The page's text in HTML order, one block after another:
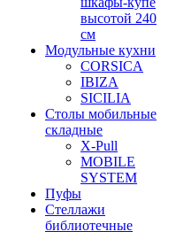
высотой 240
см
Модульные кухни
CORSICA
IBIZA
SICILIA
Столы мобильные
складные
X-Pull
MOBILE
SYSTEM
Пуфы
Стеллажи
библиотечные